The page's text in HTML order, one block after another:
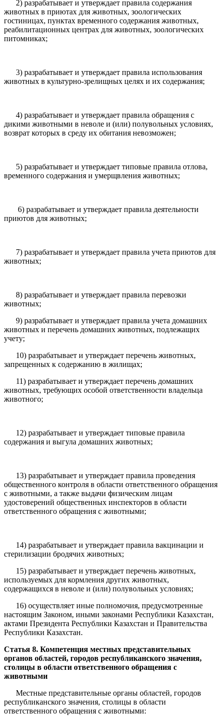
2) разрабатывает и утверждает правила содержания
животных в приютах для животных, зоологических
гостиницах, пунктах временного содержания животных,
реабилитационных центрах для животных, зоологических
питомниках;
3) разрабатывает и утверждает правила использования
животных в культурно-зрелищных целях и их содержания;
4) разрабатывает и утверждает правила обращения с
дикими животными в неволе и (или) полувольных условиях,
возврат которых в среду их обитания невозможен;
5) разрабатывает и утверждает типовые правила отлова,
временного содержания и умерщвления животных;
6) разрабатывает и утверждает правила деятельности
приютов для животных;
7) разрабатывает и утверждает правила учета приютов для
животных;
8) разрабатывает и утверждает правила перевозки
животных;
9) разрабатывает и утверждает правила учета домашних
животных и перечень домашних животных, подлежащих
учету;
10) разрабатывает и утверждает перечень животных,
запрещенных к содержанию в жилищах;
11) разрабатывает и утверждает перечень домашних
животных, требующих особой ответственности владельца
животного;
12) разрабатывает и утверждает типовые правила
содержания и выгула домашних животных;
13) разрабатывает и утверждает правила проведения
общественного контроля в области ответственного обращения
с животными, а также выдачи физическим лицам
удостоверений общественных инспекторов в области
ответственного обращения с животными;
14) разрабатывает и утверждает правила вакцинации и
стерилизации бродячих животных;
15) разрабатывает и утверждает перечень животных,
используемых для кормления других животных,
содержащихся в неволе и (или) полувольных условиях;
16) осуществляет иные полномочия, предусмотренные
настоящим Законом, иными законами Республики Казахстан,
актами Президента Республики Казахстан и Правительства
Республики Казахстан.
Статья 8. Компетенция местных представительных
органов областей, городов республиканского значения,
столицы в области ответственного обращения с
животными
Местные представительные органы областей, городов
республиканского значения, столицы в области
ответственного обращения с животными: